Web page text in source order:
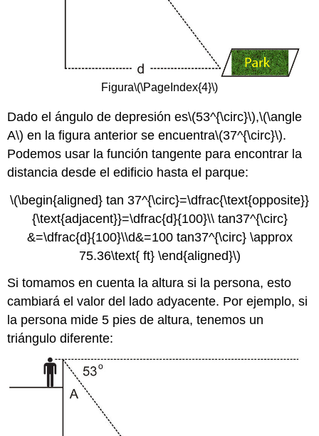
Figura\(\PageIndex{4}\)
Dado el ángulo de depresión es\(53^{\circ}\),\(\angle
A\) en la figura anterior se encuentra\(37^{\circ}\).
Podemos usar la función tangente para encontrar la
distancia desde el edificio hasta el parque:
\(\begin{aligned} tan 37^{\circ}=\dfrac{\text{opposite}}
{\text{adjacent}}=\dfrac{d}{100}\\ tan37^{\circ}
&=\dfrac{d}{100}\\d&=100 tan37^{\circ} \approx
75.36\text{ ft} \end{aligned}\)
Si tomamos en cuenta la altura si la persona, esto
cambiará el valor del lado adyacente. Por ejemplo, si
la persona mide 5 pies de altura, tenemos un
triángulo diferente: